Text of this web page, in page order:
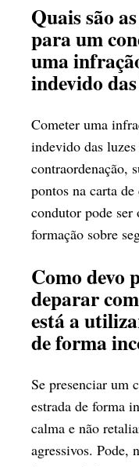
Quais são
para um
uma
indevido
Cometer uma
indevido das
contraordenação,
pontos na carta
condutor pode ser
formação sobre
Como devo
deparar
está a
de forma
Se presenciar um
estrada de forma
calma e não
agressivos. Pode,